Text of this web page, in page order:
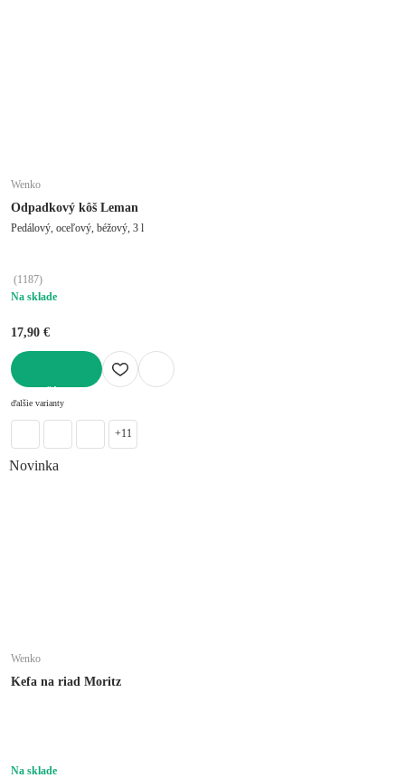
Wenko
Odpadkový kôš Leman
Pedálový, oceľový, béžový, 3 l
(1187)
Na sklade
17,90 €
ďalšie varianty
+11
Novinka
Wenko
Kefa na riad Moritz
Na sklade